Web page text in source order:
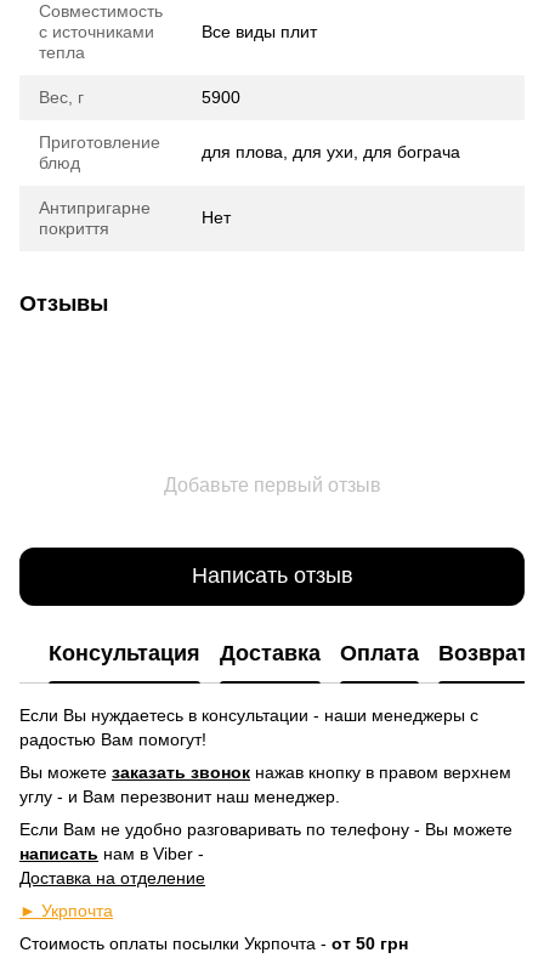
Совместимость
с источниками
тепла
Все виды плит
Вес, г 5900
Приготовление
блюд
для плова, для ухи, для бограча
Антипригарне
покриття
Нет
Отзывы
Добавьте первый отзыв
Написать отзыв
Консультация Доставка Оплата Возврат
Если Вы нуждаетесь в консультации - наши менеджеры с
радостью Вам помогут!
Вы можете заказать звонок нажав кнопку в правом верхнем
углу - и Вам перезвонит наш менеджер.
Если Вам не удобно разговаривать по телефону - Вы можете
написать нам в Viber -
Доставка на отделение
► Укрпочта
Стоимость оплаты посылки Укрпочта - от 50 грн